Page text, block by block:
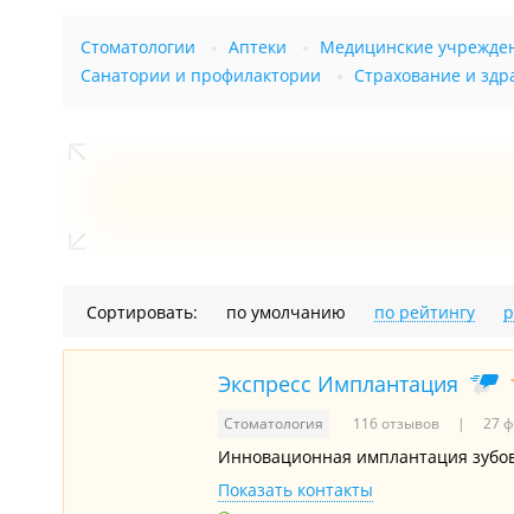
Стоматологии Аптеки Медицинские
Санатории и профилактории
Страхование и
Сортировать: по умолчанию по рейтингу
Экспресс Имплантация
Стоматология 116 отзывов 27
Инновационная имплантация
Показать контакты